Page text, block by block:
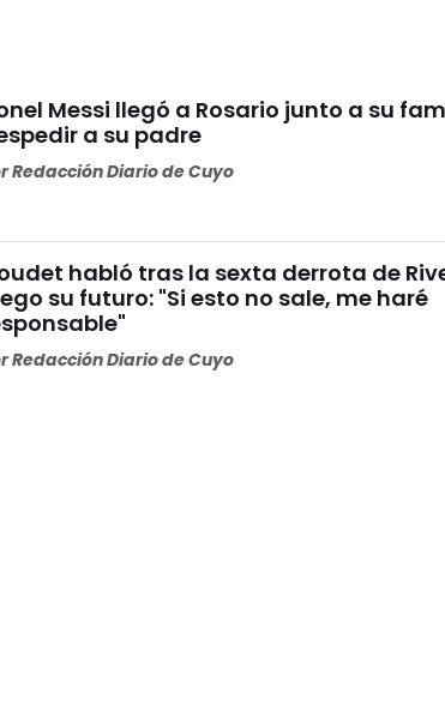
Messi llegó a Rosario junto a su
a su padre
Redacción Diario de Cuyo
habló tras la sexta derrota de
su futuro: "Si esto no sale, me haré
Redacción Diario de Cuyo